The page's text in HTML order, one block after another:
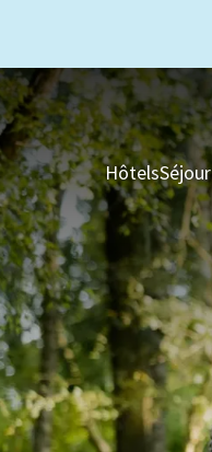
HôtelsSéjour